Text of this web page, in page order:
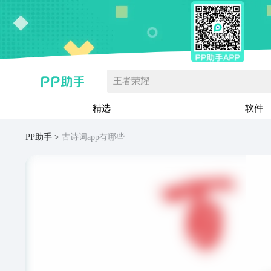
王者荣耀
精选 软件
PP助手 古诗词app有哪些